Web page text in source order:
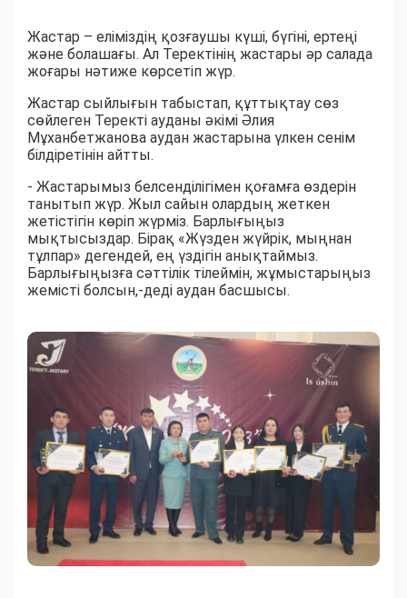
Жастар – еліміздің қозғаушы күші, бүгіні, ертеңі
және болашағы. Ал Теректінің жастары әр салада
жоғары нәтиже көрсетіп жүр.
Жастар сыйлығын табыстап, құттықтау сөз
сөйлеген Теректі ауданы әкімі Әлия
Мұханбетжанова аудан жастарына үлкен сенім
білдіретінін айтты.
- Жастарымыз белсенділігімен қоғамға өздерін
танытып жүр. Жыл сайын олардың жеткен
жетістігін көріп жүрміз. Барлығыңыз
мықтысыздар. Бірақ «Жүзден жүйрік, мыңнан
тұлпар» дегендей, ең үздігін анықтаймыз.
Барлығыңызға сәттілік тілеймін, жұмыстарыңыз
жемісті болсын,-деді аудан басшысы.